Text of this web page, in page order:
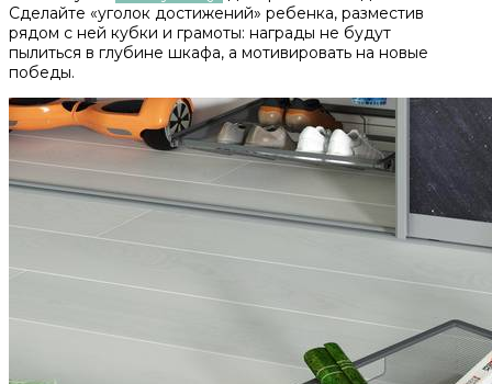
Сделайте «уголок достижений» ребенка, разместив
рядом с ней кубки и грамоты: награды не будут
пылиться в глубине шкафа, а мотивировать на новые
победы.